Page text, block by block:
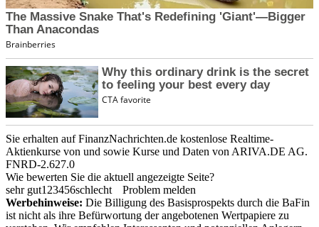
Sie erhalten auf FinanzNachrichten.de kostenlose Realtime-
Aktienkurse von und sowie Kurse und Daten von ARIVA.DE AG.
FNRD-2.627.0
Wie bewerten Sie die aktuell angezeigte Seite?
sehr gut1 23456schlecht
Problem melden
Werbehinweise: Die Billigung des Basisprospekts durch die BaFin
ist nicht als ihre Befürwortung der angebotenen Wertpapiere zu